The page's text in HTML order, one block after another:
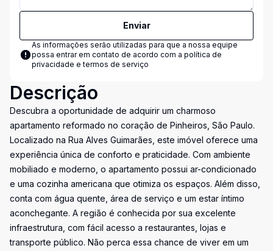
Enviar
As informações serão utilizadas para que a nossa equipe
possa entrar em contato de acordo com a política de
privacidade e termos de serviço
Descrição
Descubra a oportunidade de adquirir um charmoso
apartamento reformado no coração de Pinheiros, São Paulo.
Localizado na Rua Alves Guimarães, este imóvel oferece uma
experiência única de conforto e praticidade. Com ambiente
mobiliado e moderno, o apartamento possui ar-condicionado
e uma cozinha americana que otimiza os espaços. Além disso,
conta com água quente, área de serviço e um estar íntimo
aconchegante. A região é conhecida por sua excelente
infraestrutura, com fácil acesso a restaurantes, lojas e
transporte público. Não perca essa chance de viver em um